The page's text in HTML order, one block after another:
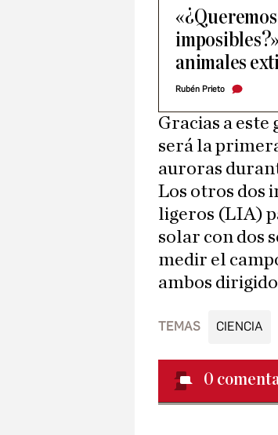
animales
Rubén Prieto
Gracias a
será la
auroras
Los otros dos
ligeros (LIA)
solar con dos
medir el
ambos
TEMAS CIENCIA
0